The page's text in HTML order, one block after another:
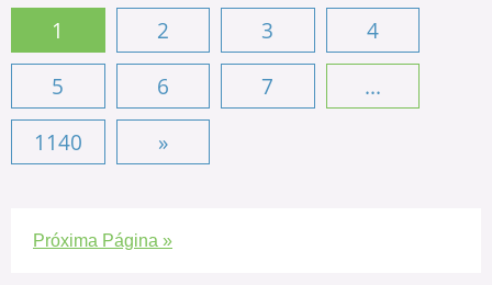
1 2 3
4
5
6 7
...
1140
»
Próxima Página »